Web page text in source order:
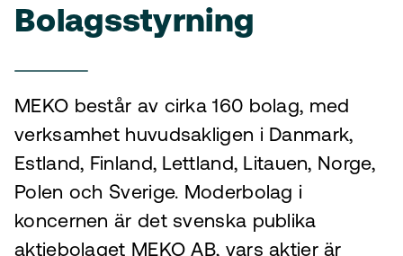
Bolagsstyrning
MEKO består av cirka 160 bolag, med
verksamhet huvudsakligen i Danmark,
Estland, Finland, Lettland, Litauen, Norge,
Polen och Sverige. Moderbolag i
koncernen är det svenska publika
aktiebolaget MEKO AB, vars aktier är